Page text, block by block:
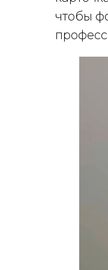
чтобы